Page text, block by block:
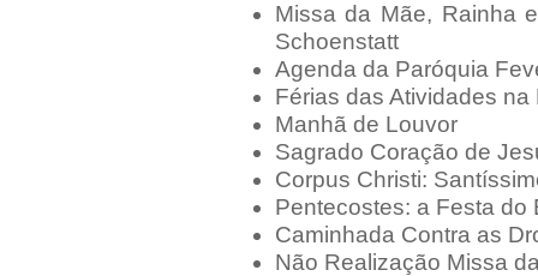
Missa da Mãe, Rainha
Schoenstatt
Agenda da Paróquia
Férias das Atividades
Manhã de Louvor
Sagrado Coração de
Corpus Christi:
Pentecostes: a Festa do
Caminhada Contra as
Não Realização Missa